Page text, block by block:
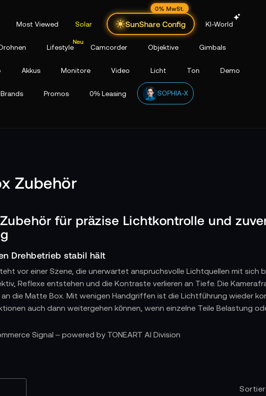
Most Viewed Solar SunShare Config
0% MwSt.
KI-World
Lifestyle Camcorder Objektive Gimbals
Akkus Monitore Video Licht Ton Demo
Brands Promos 0% Leasing SOPHIA-X
Zubehör
für präzise Lichtkontrolle und
Drehbetrieb stabil hält
vor einer Szene, die unerwartet anspruchsvolle Lichtquellen mit
Reflexe entstehen und die Kontraste verlieren an Tiefe. Die
die Matte Box. Mit wenigen Handgriffen ist die Lichtführung wieder
auch dann weitergehen können, wenn einzelne Teile Belastung
vom Objektivdurchmesser stabil bleibt.
Signal – powered by TONEART AI Division